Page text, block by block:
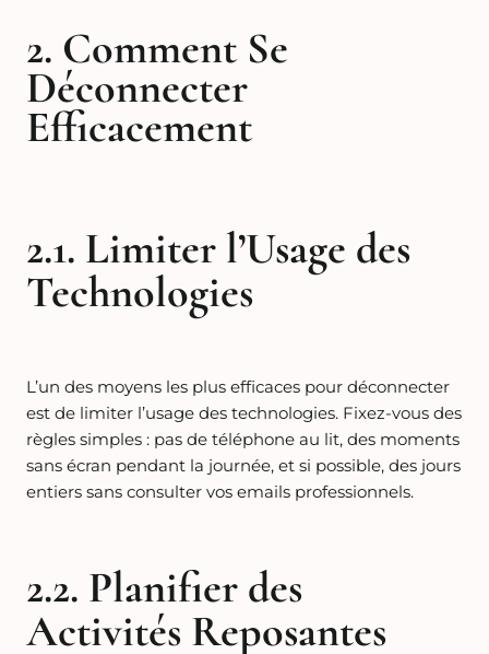
2. Comment Se
Déconnecter
Efficacement
2.1. Limiter l’Usage des
Technologies
L’un des moyens les plus efficaces pour déconnecter
est de limiter l’usage des technologies. Fixez-vous des
règles simples : pas de téléphone au lit, des moments
sans écran pendant la journée, et si possible, des jours
entiers sans consulter vos emails professionnels.
2.2. Planifier des
Activités Reposantes